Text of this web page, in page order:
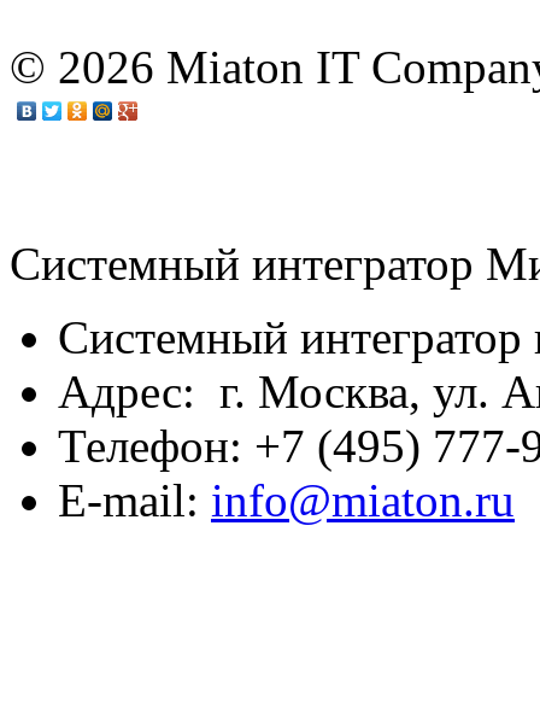
© 2026 Miaton IT
Системный интегратор
Системный
Адрес: г. Москва, ул.
Телефон: +7 (495)
E-mail: info@miaton.ru